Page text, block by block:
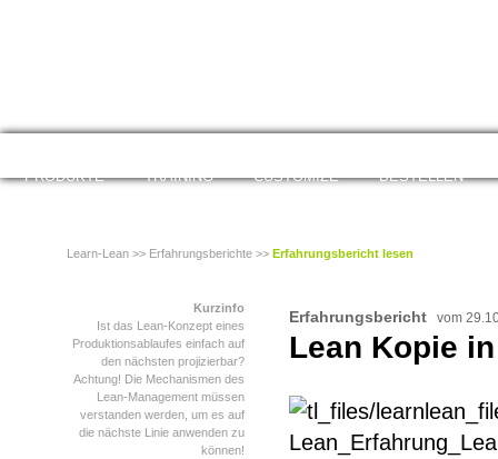
PRODUKTE TRAINING CUSTOMIZE BESTELLEN
Learn-Lean >> Erfahrungsberichte >> Erfahrungsbericht lesen
Kurzinfo
Ist das Lean-Konzept eines
Produktionsablaufes einfach auf
den nächsten projizierbar?
Achtung! Die Mechanismen des
Lean-Management müssen
verstanden werden, um es auf
die nächste Linie anwenden zu
können!
Erfahrungsbericht vom
Lean Kopie